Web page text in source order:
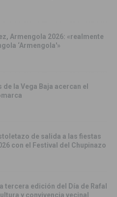
Armengola 2026: «realmente
‘Armengola'»
de la Vega Baja acercan el
de salida a las fiestas
con el Festival del Chupinazo
tercera edición del Día de Rafal
y convivencia vecinal